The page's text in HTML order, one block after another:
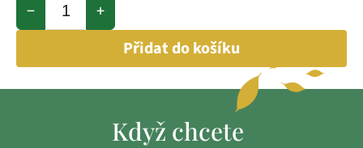
+
−
Přidat do košíku
Když chcete